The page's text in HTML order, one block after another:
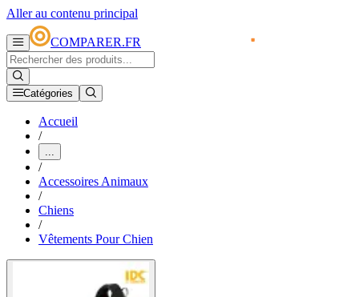
Aller au contenu principal
COMPARER.FR
Catégories
Accueil
/
...
/
Accessoires Animaux
/
Chiens
/
Vêtements Pour Chien